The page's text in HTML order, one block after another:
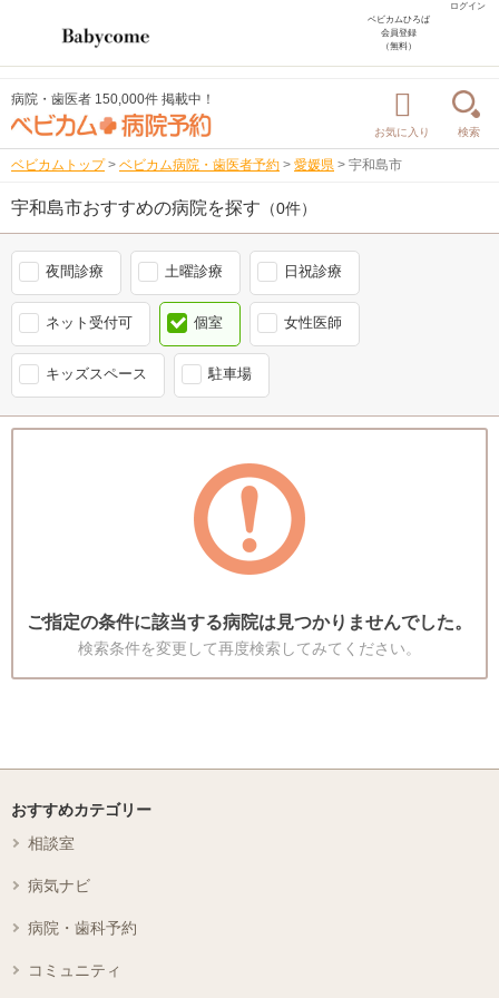
ログイン
ベビカムひろば
会員登録
（無料）
病院・歯医者 150,000件 掲載中！
お気に入り 検索
ベビカムトップ > ベビカム病院・歯医者予約 > 愛媛県 > 宇和島市
宇和島市おすすめの病院を探す （0件）
夜間診療 土曜診療 日祝診療
ネット受付可 個室 女性医師
キッズスペース 駐車場
ご指定の条件に該当する病院は見つかりませんでした。
検索条件を変更して再度検索してみてください。
おすすめカテゴリー
相談室
病気ナビ
病院・歯科予約
コミュニティ